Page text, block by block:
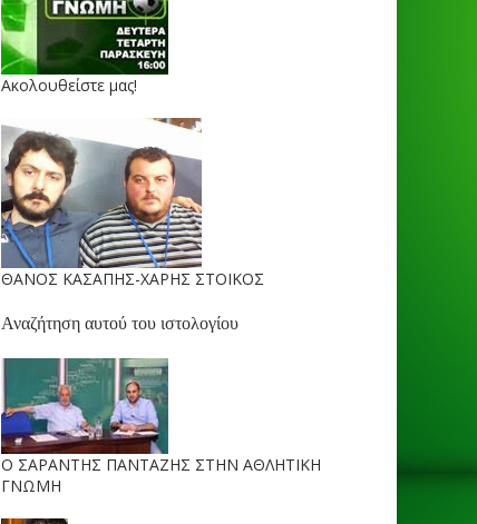
Ακολουθείστε μας!
ΘΑΝΟΣ ΚΑΣΑΠΗΣ-ΧΑΡΗΣ ΣΤΟΙΚΟΣ
Αναζήτηση αυτού του ιστολογίου
O ΣΑΡΑΝΤΗΣ ΠΑΝΤΑΖΗΣ ΣΤΗΝ ΑΘΛΗΤΙΚΗ
ΓΝΩΜΗ